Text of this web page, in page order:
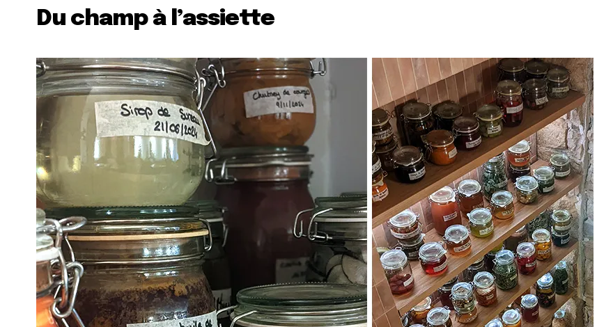
Du champ à l’assiette